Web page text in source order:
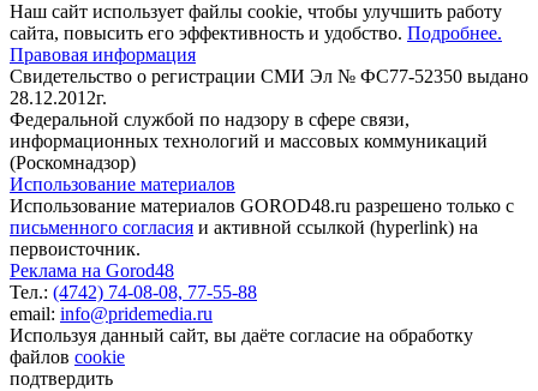
Наш сайт использует файлы cookie, чтобы улучшить работу
сайта, повысить его эффективность и удобство. Подробнее.
Правовая информация
Свидетельство о регистрации СМИ Эл № ФС77-52350 выдано
28.12.2012г.
Федеральной службой по надзору в сфере связи,
информационных технологий и массовых коммуникаций
(Роскомнадзор)
Использование материалов
Использование материалов GOROD48.ru разрешено только с
письменного согласия и активной ссылкой (hyperlink) на
первоисточник.
Реклама на Gorod48
Тел.: (4742) 74-08-08, 77-55-88
email: info@pridemedia.ru
Используя данный сайт, вы даёте согласие на обработку
файлов cookie
подтвердить